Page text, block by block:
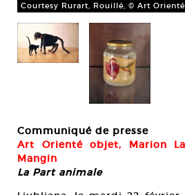
Courtesy Rurart, Rouillé, © Art
Communiqué de presse
Art Orienté objet, Marion
Mangin
La Part animale